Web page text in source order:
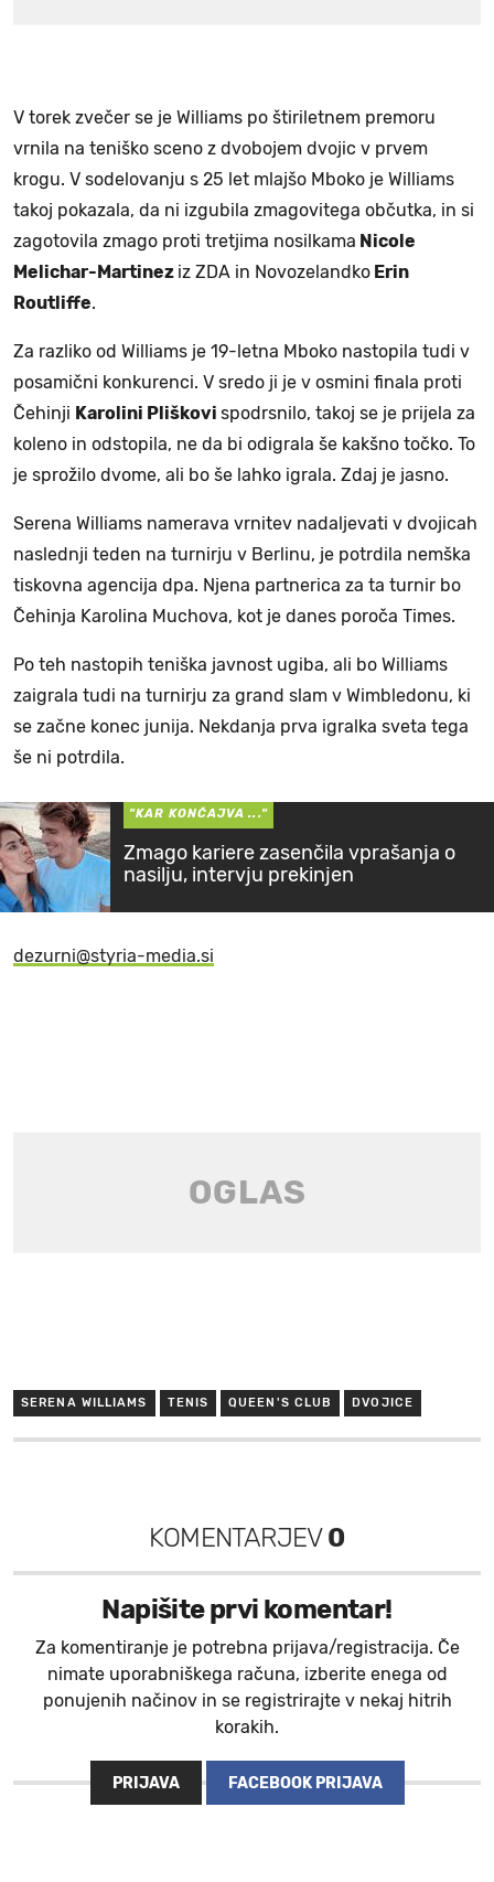
V torek zvečer se je Williams po štiriletnem premoru
vrnila na teniško sceno z dvobojem dvojic v prvem
krogu. V sodelovanju s 25 let mlajšo Mboko je Williams
takoj pokazala, da ni izgubila zmagovitega občutka, in si
zagotovila zmago proti tretjima nosilkama Nicole
Melichar-Martinez iz ZDA in Novozelandko Erin
Routliffe.
Za razliko od Williams je 19-letna Mboko nastopila tudi v
posamični konkurenci. V sredo ji je v osmini finala proti
Čehinji Karolini Pliškovi spodrsnilo, takoj se je prijela za
koleno in odstopila, ne da bi odigrala še kakšno točko. To
je sprožilo dvome, ali bo še lahko igrala. Zdaj je jasno.
Serena Williams namerava vrnitev nadaljevati v dvojicah
naslednji teden na turnirju v Berlinu, je potrdila nemška
tiskovna agencija dpa. Njena partnerica za ta turnir bo
Čehinja Karolina Muchova, kot je danes poroča Times.
Po teh nastopih teniška javnost ugiba, ali bo Williams
zaigrala tudi na turnirju za grand slam v Wimbledonu, ki
se začne konec junija. Nekdanja prva igralka sveta tega
še ni potrdila.
"KAR KONČAJVA ..."
Zmago kariere zasenčila vprašanja o
nasilju, intervju prekinjen
dezurni@styria-media.si
SERENA WILLIAMS TENIS QUEEN'S CLUB DVOJICE
KOMENTARJEV0
Napišite prvi komentar!
Za komentiranje je potrebna prijava/registracija. Če
nimate uporabniškega računa, izberite enega od
ponujenih načinov in se registrirajte v nekaj hitrih
korakih.
PRIJAVA FACEBOOK PRIJAVA